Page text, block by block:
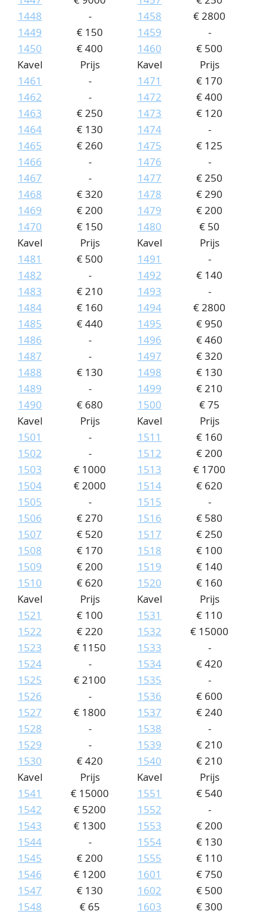
1448
-
1449
€ 150
1450
€ 400
1458
€ 2800
1459
-
1460
€ 500
Kavel
Prijs
1461
-
1462
-
1463
€ 250
1464
€ 130
1465
€ 260
1466
-
1467
-
1468
€ 320
1469
€ 200
1470
€ 150
Kavel
Prijs
1471
€ 170
1472
€ 400
1473
€ 120
1474
-
1475
€ 125
1476
-
1477
€ 250
1478
€ 290
1479
€ 200
1480
€ 50
Kavel
Prijs
1481
€ 500
1482
-
1483
€ 210
1484
€ 160
1485
€ 440
1486
-
1487
-
1488
€ 130
1489
-
1490
€ 680
Kavel
Prijs
1491
-
1492
€ 140
1493
-
1494
€ 2800
1495
€ 950
1496
€ 460
1497
€ 320
1498
€ 130
1499
€ 210
1500
€ 75
Kavel
Prijs
1501
-
1502
-
1503
€ 1000
1504
€ 2000
1505
-
1506
€ 270
1507
€ 520
1508
€ 170
1509
€ 200
1510
€ 620
Kavel
Prijs
1511
€ 160
1512
€ 200
1513
€ 1700
1514
€ 620
1515
-
1516
€ 580
1517
€ 250
1518
€ 100
1519
€ 140
1520
€ 160
Kavel
Prijs
1521
€ 100
1522
€ 220
1523
€ 1150
1524
-
1525
€ 2100
1526
-
1527
€ 1800
1528
-
1529
-
1530
€ 420
Kavel
Prijs
1531
€ 110
1532
€ 15000
1533
-
1534
€ 420
1535
-
1536
€ 600
1537
€ 240
1538
-
1539
€ 210
1540
€ 210
Kavel
Prijs
1541
€ 15000
1542
€ 5200
1543
€ 1300
1544
-
1545
€ 200
1546
€ 1200
1547
€ 130
1548
€ 65
Kavel
Prijs
1551
€ 540
1552
-
1553
€ 200
1554
€ 130
1555
€ 110
1601
€ 750
1602
€ 500
1603
€ 300